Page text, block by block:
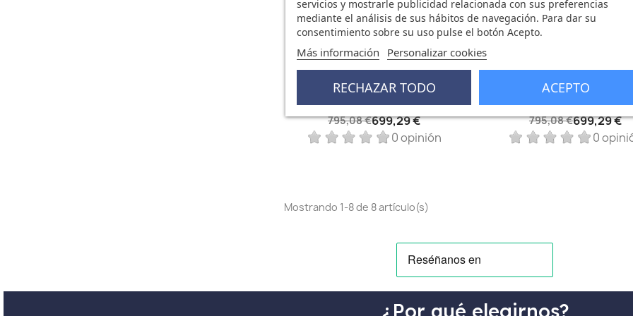
795,08 €699,29 €
0 opinión
MacBook Neo A18 Pro
795,08 €699,29 €
0
Mostrando 1-8 de 8 artículo(s)
¿Por qué elegirnos?
servicios y mostrarle publicidad relacionada con sus preferencias
mediante el análisis de sus hábitos de navegación. Para dar su
consentimiento sobre su uso pulse el botón Acepto.
Más información Personalizar cookies
RECHAZAR TODO ACEPTO